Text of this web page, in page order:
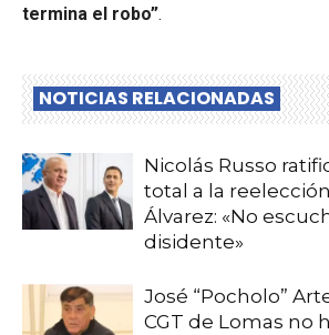
termina el robo”.
NOTICIAS RELACIONADAS
Nicolás Russo
total a la
Álvarez: «No
disidente»
José “Pocholo”
CGT de Lomas no